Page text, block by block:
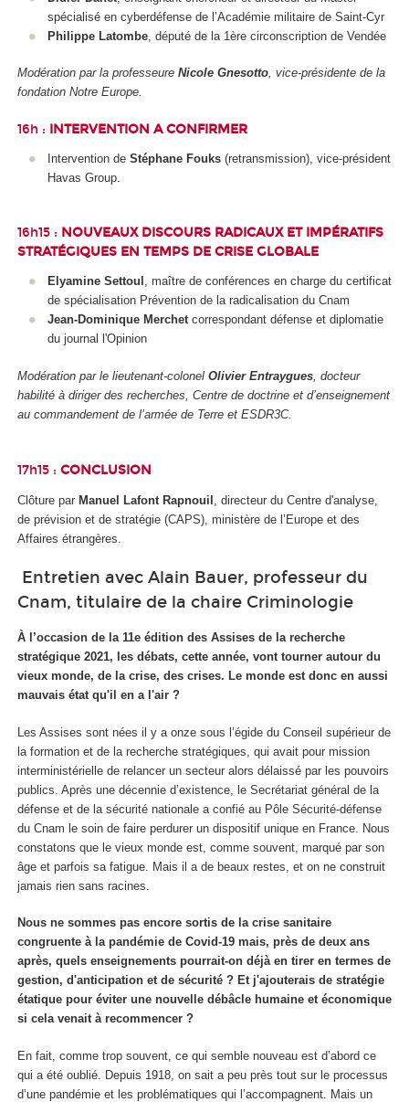
spécialisé en cyberdéfense de l’Académie militaire de Saint-Cyr
Philippe Latombe, député de la 1 èrecirconscription de Vendée
Modération par la professeure Nicole Gnesotto, vice-présidente de la
fondation Notre Europe.
16h : INTERVENTION A CONFIRMER
Intervention de Stéphane Fouks(retransmission), vice-président
Havas Group.
16h15 : NOUVEAUX DISCOURS RADICAUX ET IMPÉRATIFS
STRATÉGIQUES EN TEMPS DE CRISE GLOBALE
Elyamine Settoul , maître de conférences en charge du certificat
de spécialisation Prévention de la radicalisation du Cnam
Jean-Dominique Merchetcorrespondant défense et diplomatie
du journal l'Opinion
Modération par le lieutenant-colonel Olivier Entraygues , docteur
habilité à diriger des recherches, Centre de doctrine et d’enseignement
au commandement de l’armée de Terre et ESDR3C.
17h15 : CONCLUSION
Clôture par Manuel Lafont Rapnouil , directeur du Centre d'analyse,
de prévision et de stratégie (CAPS), ministère de l’Europe et des
Affaires étrangères.
Entretien avec Alain Bauer, professeur du
Cnam, titulaire de la chaire Criminologie
À l’occasion de la 11e édition des Assises de la recherche
stratégique 2021, les débats, cette année, vont tourner autour du
vieux monde, de la crise, des crises. Le monde est donc en aussi
mauvais état qu'il en a l'air ?
Les Assises sont nées il y a onze sous l’égide du Conseil supérieur de
la formation et de la recherche stratégiques, qui avait pour mission
interministérielle de relancer un secteur alors délaissé par les pouvoirs
publics. Après une décennie d’existence, le Secrétariat général de la
défense et de la sécurité nationale a confié au Pôle Sécurité-défense
du Cnam le soin de faire perdurer un dispositif unique en France. Nous
constatons que le vieux monde est, comme souvent, marqué par son
âge et parfois sa fatigue. Mais il a de beaux restes, et on ne construit
jamais rien sans racines.
Nous ne sommes pas encore sortis de la crise sanitaire
congruente à la pandémie de Covid-19 mais, près de deux ans
après, quels enseignements pourrait-on déjà en tirer en termes de
gestion, d'anticipation et de sécurité ? Et j'ajouterais de stratégie
étatique pour éviter une nouvelle débâcle humaine et économique
si cela venait à recommencer ?
En fait, comme trop souvent, ce qui semble nouveau est d’abord ce
qui a été oublié. Depuis 1918, on sait a peu près tout sur le processus
d’une pandémie et les problématiques qui l’accompagnent. Mais un